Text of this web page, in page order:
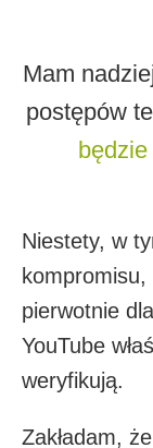
Mam
postępów
Niestety, w
kompromisu,
pierwotnie
YouTube
weryfikują.
Zakładam,